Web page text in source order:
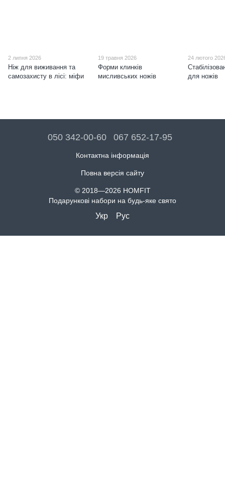
2 липня 2026
Ніж для виживання та
самозахисту в лісі: міфи
19 травня 2026
Форми клинків
мисливських ножів
24 лютого
для ножів
050 342-00-60 067 652-17-95
Контактна інформація
Повна версія сайту
© 2018—2026 HOMFIT
Подарункові набори на будь-яке свято
Укр Рус